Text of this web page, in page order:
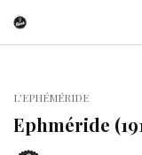
L'EPHÉMÉRIDE
Ephméride